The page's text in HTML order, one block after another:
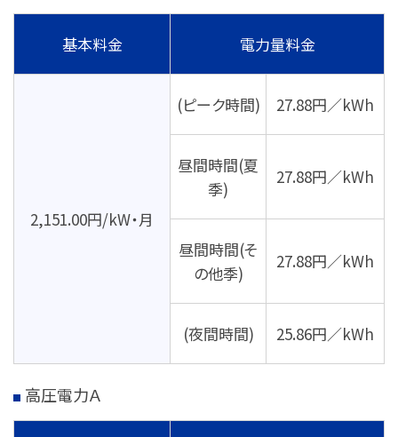
基本料金 電力量料金
2,151.00円/kW・月
(ピーク時間) 27.88円／kWh
昼間時間(夏
季)
27.88円／kWh
昼間時間(そ
の他季)
27.88円／kWh
(夜間時間) 25.86円／kWh
高圧電力Ａ